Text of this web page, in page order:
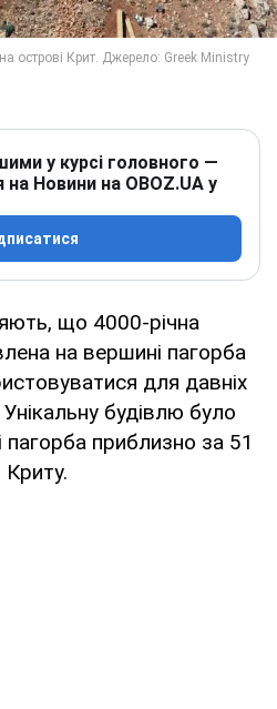
у курсі головного —
на Новини на OBOZ.UA у
що 4000-річна
​​на вершині пагорба
для давніх
будівлю було
приблизно за 51
Криту.